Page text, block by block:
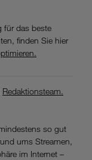
für das beste
finden Sie hier
Redaktionsteam.
so gut
ums Streamen,
im Internet –